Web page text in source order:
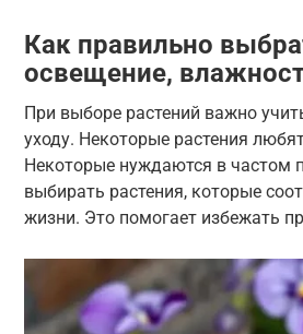
Как правильно
освещение,
При выборе растений важно
уходу. Некоторые растения
Некоторые нуждаются в частом
выбирать растения, которые
жизни. Это помогает избежать